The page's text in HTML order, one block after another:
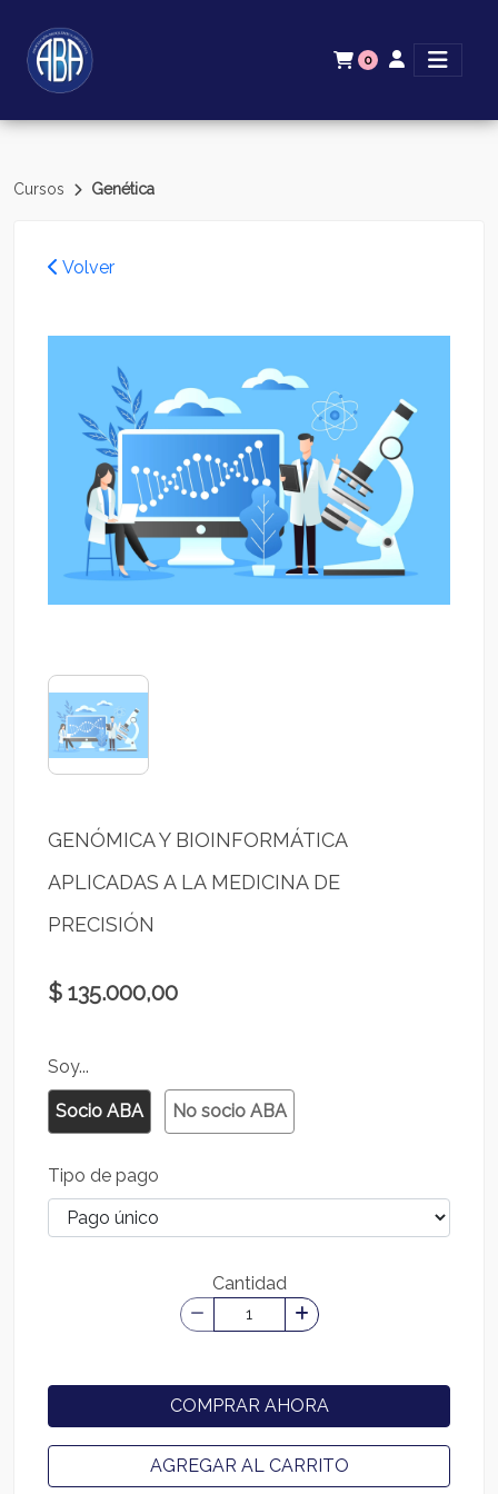
0
Cursos Genética
Volver
GENÓMICA Y BIOINFORMÁTICA
APLICADAS A LA MEDICINA DE
PRECISIÓN
$ 135.000,00
Soy...
Socio ABA No socio ABA
Tipo de pago
Cantidad
COMPRAR AHORA
AGREGAR AL CARRITO